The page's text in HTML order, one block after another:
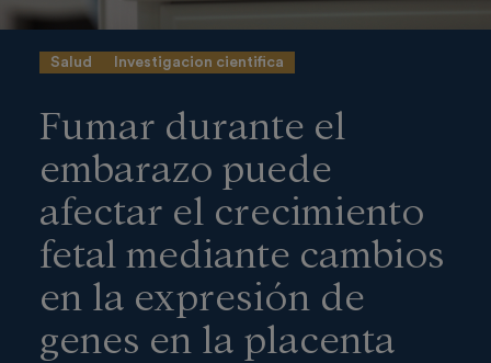
Salud Investigacion cientifica
Fumar durante el
embarazo puede
afectar el crecimiento
fetal mediante cambios
en la expresión de
genes en la placenta